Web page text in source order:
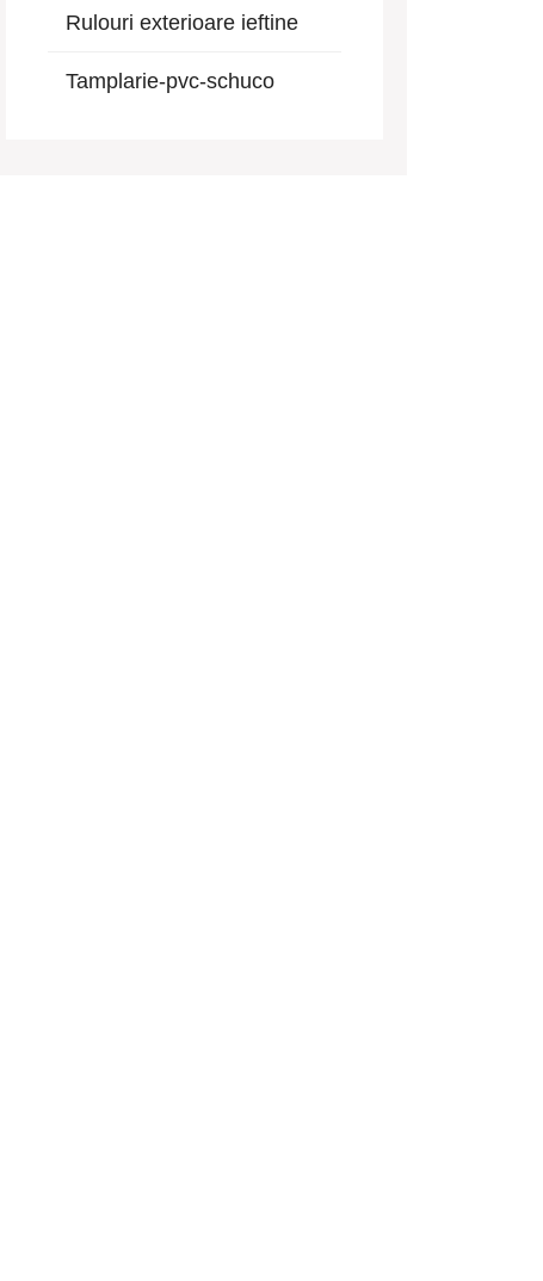
Rulouri exterioare ieftine
Tamplarie-pvc-schuco